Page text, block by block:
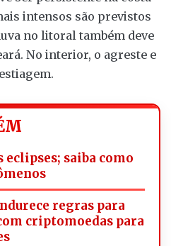
intensos são previstos
no litoral também deve
No interior, o agreste e
saiba como
regras para
criptomoedas para